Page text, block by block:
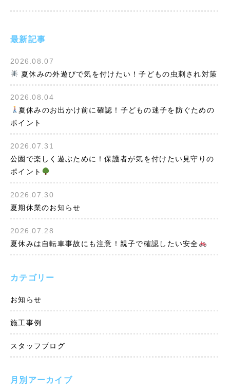
最新記事
2026.08.07
夏休みの外遊びで気を付けたい！子どもの虫刺され対策
2026.08.04
夏休みのお出かけ前に確認！子どもの迷子を防ぐための
ポイント
2026.07.31
公園で楽しく遊ぶために！保護者が気を付けたい見守りの
ポイント
2026.07.30
夏期休業のお知らせ
2026.07.28
夏休みは自転車事故にも注意！親子で確認したい安全
カテゴリー
お知らせ
施工事例
スタッフブログ
月別アーカイブ